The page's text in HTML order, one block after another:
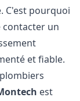
C'est pourquoi
contacter un
et fiable.
est